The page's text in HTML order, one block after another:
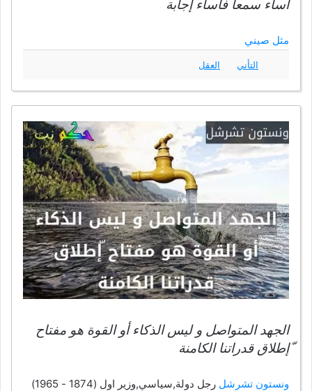
أساء سمعا فأساء إجابة
مثل صيني
التأني العقل
الجهد المتواصل و ليس الذكاء أو القوة هو مفتاح
ّإطلاق قدراتنا الكامنة
ونستون تشرشل رجل دولة,سياسي,وزير اول (1874 - 1965)